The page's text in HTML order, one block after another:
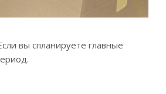
вы спланируете главные